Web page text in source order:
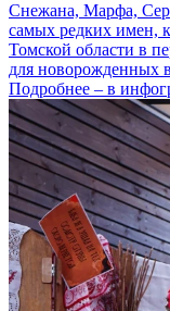
Снежана, Марфа,
самых редких имен,
Томской области в
для новорожденных
Подробнее – в